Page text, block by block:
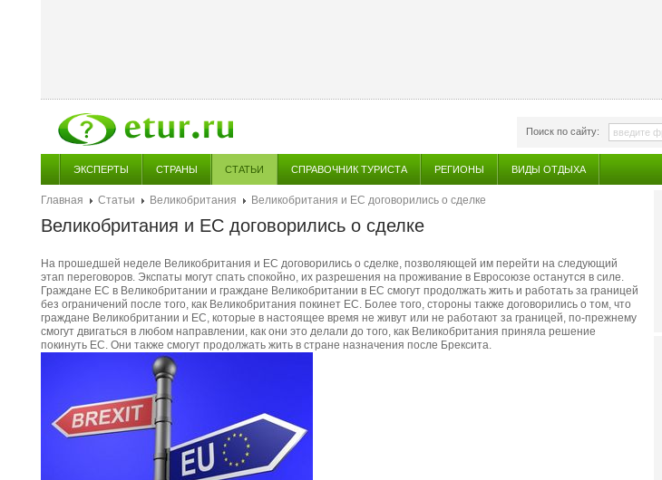
Поиск по сайту:
ЭКСПЕРТЫ СТРАНЫ СТАТЬИ СПРАВОЧНИК ТУРИСТА РЕГИОНЫ ВИДЫ ОТДЫХА
Главная Статьи Великобритания Великобритания и ЕС договорились о сделке
Великобритания и ЕС договорились о сделке
На прошедшей неделе Великобритания и ЕС договорились о сделке, позволяющей им перейти на следующий
этап переговоров. Экспаты могут спать спокойно, их разрешения на проживание в Евросоюзе останутся в силе.
Граждане ЕС в Великобритании и граждане Великобритании в ЕС смогут продолжать жить и работать за границей
без ограничений после того, как Великобритания покинет ЕС. Более того, стороны также договорились о том, что
граждане Великобритании и ЕС, которые в настоящее время не живут или не работают за границей, по-прежнему
смогут двигаться в любом направлении, как они это делали до того, как Великобритания приняла решение
покинуть ЕС. Они также смогут продолжать жить в стране назначения после Брексита.